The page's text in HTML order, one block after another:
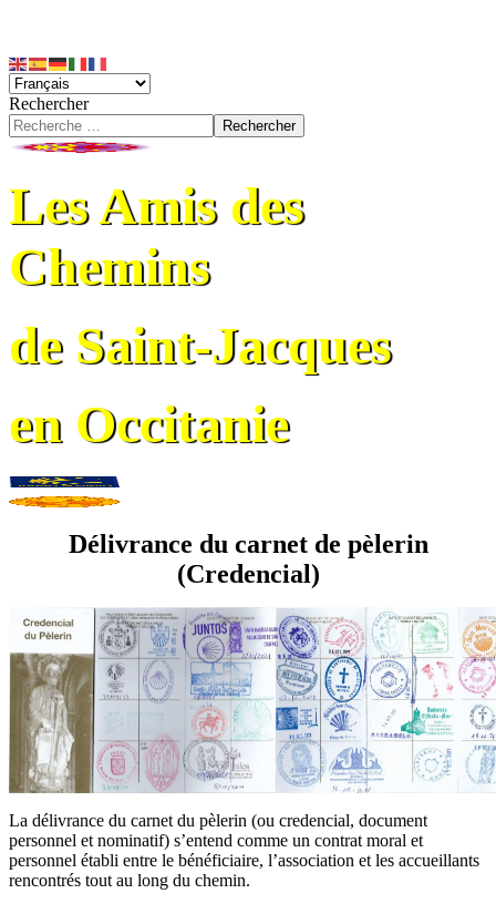
Rechercher
Rechercher
Les Amis des
Chemins
de Saint-Jacques
en Occitanie
Délivrance du carnet de pèlerin
(Credencial)
La délivrance du carnet du pèlerin (ou credencial, document
personnel et nominatif) s’entend comme un contrat moral et
personnel établi entre le bénéficiaire, l’association et les accueillants
rencontrés tout au long du chemin.